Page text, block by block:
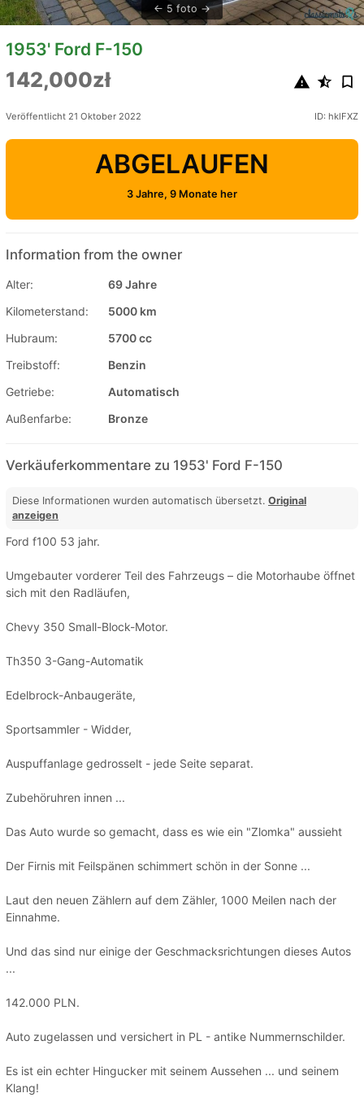
5 foto
1953' Ford F-150
142,000zł
Veröffentlicht 21 Oktober 2022 ID: hklFXZ
ABGELAUFEN
3 Jahre, 9 Monate her
Information from the owner
Alter:
69 Jahre
Kilometerstand:
5000 km
Hubraum:
5700 cc
Treibstoff:
Benzin
Getriebe:
Automatisch
Außenfarbe:
Bronze
Verkäuferkommentare zu 1953' Ford F-150
Diese Informationen wurden automatisch übersetzt. Original
anzeigen
Ford f100 53 jahr.
Umgebauter vorderer Teil des Fahrzeugs – die Motorhaube öffnet
sich mit den Radläufen,
Chevy 350 Small-Block-Motor.
Th350 3-Gang-Automatik
Edelbrock-Anbaugeräte,
Sportsammler - Widder,
Auspuffanlage gedrosselt - jede Seite separat.
Zubehöruhren innen ...
Das Auto wurde so gemacht, dass es wie ein "Zlomka" aussieht
Der Firnis mit Feilspänen schimmert schön in der Sonne ...
Laut den neuen Zählern auf dem Zähler, 1000 Meilen nach der
Einnahme.
Und das sind nur einige der Geschmacksrichtungen dieses Autos
...
142.000 PLN.
Auto zugelassen und versichert in PL - antike Nummernschilder.
Es ist ein echter Hingucker mit seinem Aussehen ... und seinem
Klang!